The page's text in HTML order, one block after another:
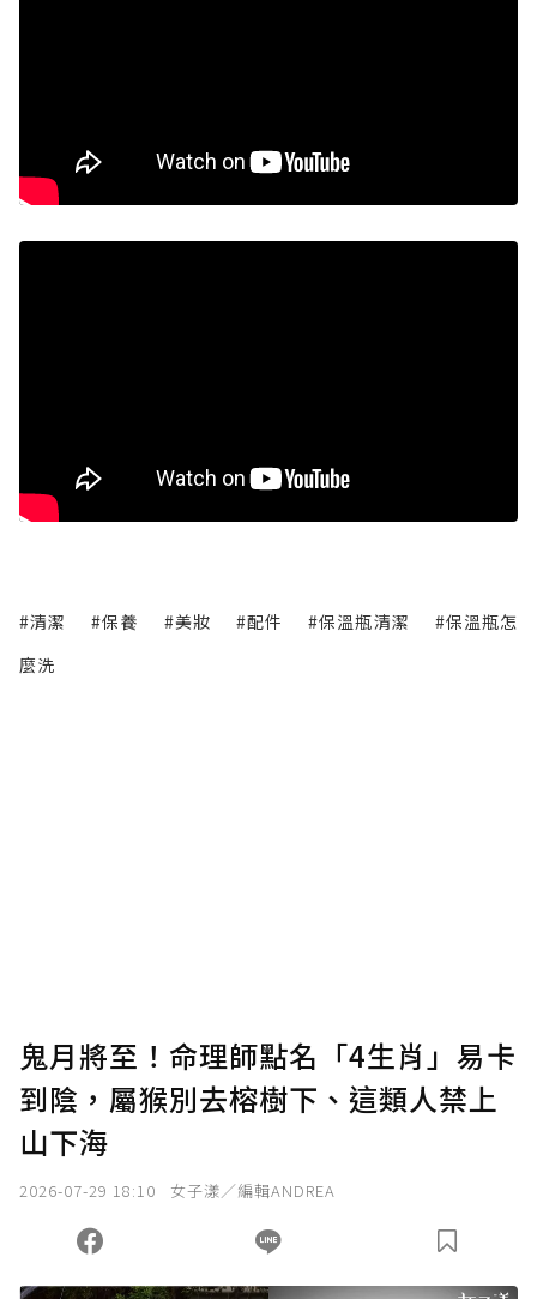
#清潔 #保養 #美妝 #配件 #保溫瓶清潔
#保溫瓶怎
麼洗
鬼月將至！命理師點名「4生肖」易卡
到陰，屬猴別去榕樹下、這類人禁上
山下海
2026-07-29 18:10 女子漾／編輯ANDREA